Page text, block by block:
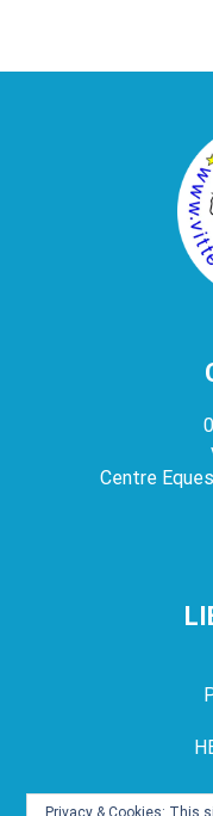
Centre
Privacy & Cookies: This